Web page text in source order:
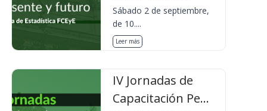
Sábado 2 de septiembre,
de 10....
Leer más
IV Jornadas de
Capacitación Pe...